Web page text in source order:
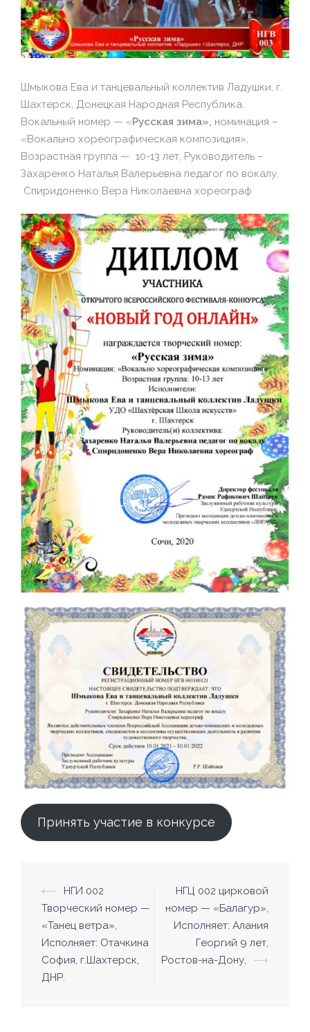
Шмыкова Ева и танцевальный коллектив Ладушки, г.
Шахтерск, Донецкая Народная Республика.
Вокальный номер — «Русская зима», номинация –
«Вокально хореографическая композиция»,
Возрастная группа — 10-13 лет, Руководитель –
Захаренко Наталья Валерьевна педагог по вокалу,
Спиридоненко Вера Николаевна хореограф
Принять участие в конкурсе
Навигация
по
записям
⟵
НГИ 002
Творческий номер —
«Танец ветра»,
Исполняет: Отачкина
София, г.Шахтерск,
ДНР.
НГЦ 002 цирковой
номер — «Балагур»,
Исполняет: Алания
Георгий 9 лет,
Ростов-на-Дону,
⟶